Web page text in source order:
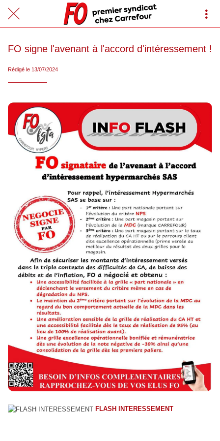
FO signe l'avenant à l'accord d'intéressement !
Rédigé le 13/07/2024
FLASH INTERESSEMENT